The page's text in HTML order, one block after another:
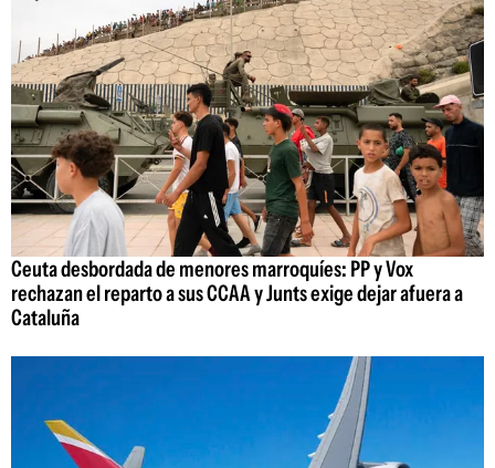
Ceuta desbordada de menores marroquíes: PP y Vox
rechazan el reparto a sus CCAA y Junts exige dejar afuera a
Cataluña